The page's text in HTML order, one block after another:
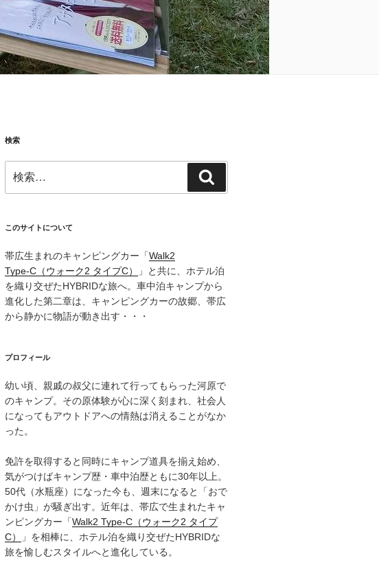
検索
索:
索
このサイトについて
帯広生まれのキャンピングカー「Walk2
Type‑C（ウォーク2 タイプC）
」と共に、ホテル泊
を織り交ぜたHYBRIDな旅へ。車中泊キャンプから
進化した第二章は、キャンピングカーの故郷、帯広
から静かに物語が動き出す・・・
プロフィール
幼い頃、親戚の叔父に連れて行ってもらった河原で
のキャンプ。その原体験が心に深く刻まれ、社会人
になってもアウトドアへの情熱は消えることがなか
った。
免許を取得すると同時にキャンプ道具を揃え始め、
気がつけばキャンプ歴・車中泊歴ともに30年以上。
50代（水瓶座）になった今も、週末になると「おで
かけ虫」が騒ぎ出す。近年は、帯広で生まれたキャ
ンピングカー「Walk2 Type‑C（ウォーク2 タイプ
C）
」を相棒に、ホテル泊を織り交ぜたHYBRIDな
旅を愉しむスタイルへと進化している。